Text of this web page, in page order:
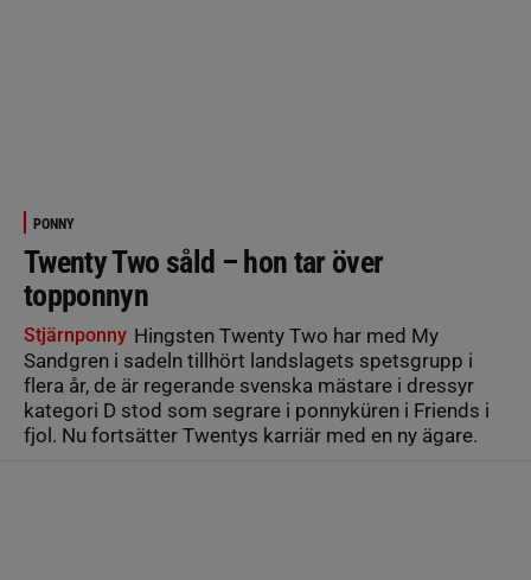
PONNY
Twenty Two såld – hon tar över
topponnyn
Stjärnponny Hingsten Twenty Two har med My
Sandgren i sadeln tillhört landslagets spetsgrupp i
flera år, de är regerande svenska mästare i dressyr
kategori D stod som segrare i ponnyküren i Friends i
fjol. Nu fortsätter Twentys karriär med en ny ägare.